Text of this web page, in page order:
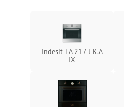
Indesit FA 217 J K.A
IX